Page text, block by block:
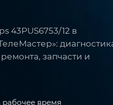
43PUS6753/12 в
запчасти и
рабочее время